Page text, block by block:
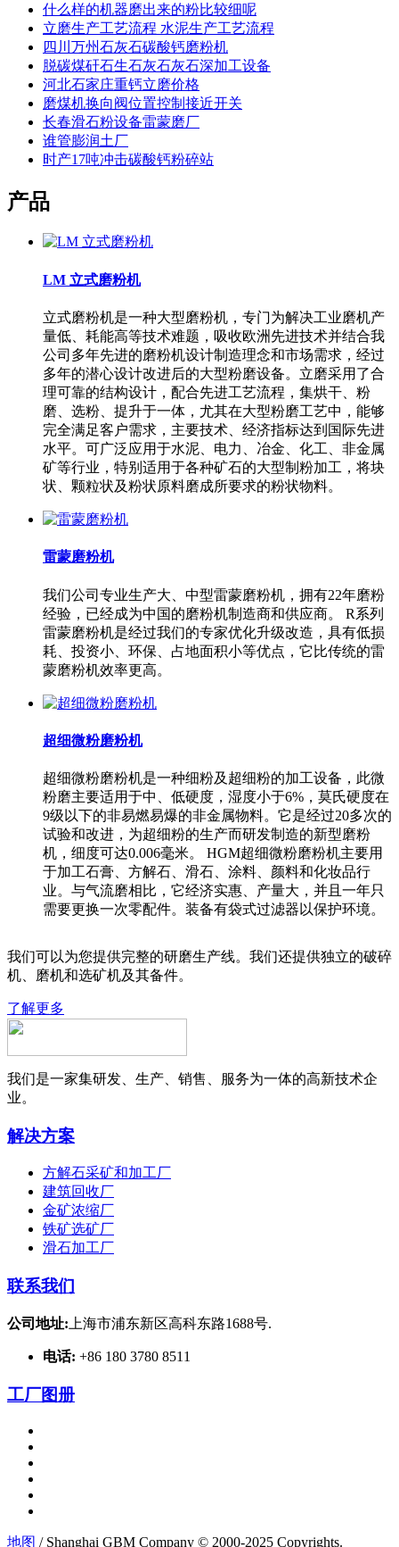
什么样的机器磨出来的粉比较细呢
立磨生产工艺流程 水泥生产工艺流程
四川万州石灰石碳酸钙磨粉机
脱碳煤矸石生石灰石灰石深加工设备
河北石家庄重钙立磨价格
磨煤机换向阀位置控制接近开关
长春滑石粉设备雷蒙磨厂
谁管膨润土厂
时产17吨冲击碳酸钙粉碎站
产品
LM 立式磨粉机
立式磨粉机是一种大型磨粉机，专门为解决工业磨机产
量低、耗能高等技术难题，吸收欧洲先进技术并结合我
公司多年先进的磨粉机设计制造理念和市场需求，经过
多年的潜心设计改进后的大型粉磨设备。立磨采用了合
理可靠的结构设计，配合先进工艺流程，集烘干、粉
磨、选粉、提升于一体，尤其在大型粉磨工艺中，能够
完全满足客户需求，主要技术、经济指标达到国际先进
水平。可广泛应用于水泥、电力、冶金、化工、非金属
矿等行业，特别适用于各种矿石的大型制粉加工，将块
状、颗粒状及粉状原料磨成所要求的粉状物料。
雷蒙磨粉机
我们公司专业生产大、中型雷蒙磨粉机，拥有22年磨粉
经验，已经成为中国的磨粉机制造商和供应商。 R系列
雷蒙磨粉机是经过我们的专家优化升级改造，具有低损
耗、投资小、环保、占地面积小等优点，它比传统的雷
蒙磨粉机效率更高。
超细微粉磨粉机
超细微粉磨粉机是一种细粉及超细粉的加工设备，此微
粉磨主要适用于中、低硬度，湿度小于6%，莫氏硬度在
9级以下的非易燃易爆的非金属物料。它是经过20多次的
试验和改进，为超细粉的生产而研发制造的新型磨粉
机，细度可达0.006毫米。 HGM超细微粉磨粉机主要用
于加工石膏、方解石、滑石、涂料、颜料和化妆品行
业。与气流磨相比，它经济实惠、产量大，并且一年只
需要更换一次零配件。装备有袋式过滤器以保护环境。
我们可以为您提供完整的研磨生产线。我们还提供独立的破碎
机、磨机和选矿机及其备件。
了解更多
我们是一家集研发、生产、销售、服务为一体的高新技术企
业。
解决方案
方解石采矿和加工厂
建筑回收厂
金矿浓缩厂
铁矿选矿厂
滑石加工厂
联系我们
公司地址: 上海市浦东新区高科东路1688号.
电话: +86 180 3780 8511
工厂图册
地图 / Shanghai GBM Company © 2000-2025 Copyrights.